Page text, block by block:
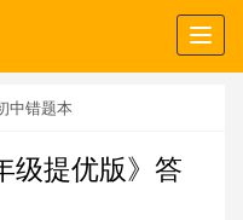
中错题本
级提优版》答